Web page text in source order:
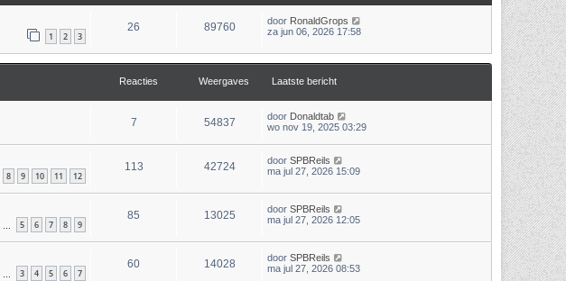
1 2 3
26 89760 door RonaldGrops
za jun 06, 2026 17:58
Reacties Weergaves Laatste bericht
7 54837 door Donaldtab
wo nov 19, 2025 03:29
8 9 10 11 12
113 42724 door SPBReils
ma jul 27, 2026 15:09
… 5 6 7 8 9
85 13025 door SPBReils
ma jul 27, 2026 12:05
… 3 4 5 6 7
60 14028 door SPBReils
ma jul 27, 2026 08:53